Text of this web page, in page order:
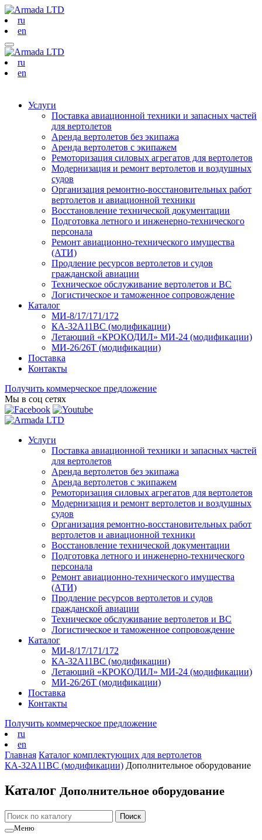
ru
en
ru
en
Услуги
Поставка авиационной техники и запасных частей
для вертолетов
Аренда вертолетов без экипажа
Аренда вертолетов с экипажем
Ремоторизация силовых агрегатов для вертолетов
Модернизация и ремонт вертолетов и воздушных
судов
Организация ремонтно-восстановительных работ
вертолетов и авиационной техники
Восстановление технической документации
Подготовка летного и инженерно-технического
персонала
Ремонт авиационно-технического имущества
(АТИ)
Продление ресурсов вертолетов и судов
гражданской авиации
Техническое обслуживание вертолетов и ВС
Логистическое и таможенное сопровождение
Каталог
МИ-8/17/171/172
КА-32А11ВС (модификации)
Летающий «КРОКОДИЛ» МИ-24 (модификации)
МИ-26/26Т (модификации)
Поставка
Контакты
Получить коммерческое предложение
Мы в соц сетях
Услуги
Поставка авиационной техники и запасных частей
для вертолетов
Аренда вертолетов без экипажа
Аренда вертолетов с экипажем
Ремоторизация силовых агрегатов для вертолетов
Модернизация и ремонт вертолетов и воздушных
судов
Организация ремонтно-восстановительных работ
вертолетов и авиационной техники
Восстановление технической документации
Подготовка летного и инженерно-технического
персонала
Ремонт авиационно-технического имущества
(АТИ)
Продление ресурсов вертолетов и судов
гражданской авиации
Техническое обслуживание вертолетов и ВС
Логистическое и таможенное сопровождение
Каталог
МИ-8/17/171/172
КА-32А11ВС (модификации)
Летающий «КРОКОДИЛ» МИ-24 (модификации)
МИ-26/26Т (модификации)
Поставка
Контакты
Получить коммерческое предложение
ru
en
Главная Каталог комплектующих для вертолетов
КА-32А11ВС (модификации) Дополнительное оборудование
Каталог Дополнительное оборудование
Меню